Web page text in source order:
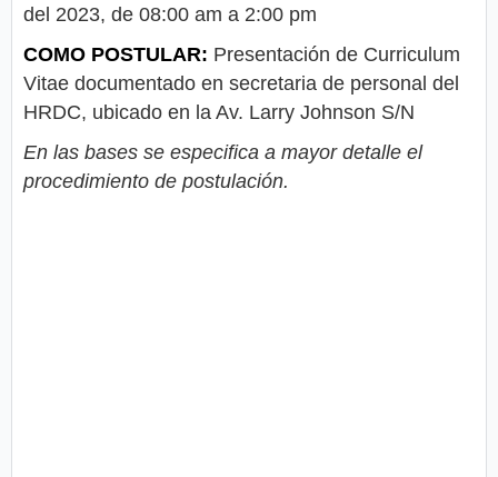
del 2023, de 08:00 am a 2:00 pm
COMO POSTULAR: Presentación de Curriculum
Vitae documentado en secretaria de personal del
HRDC, ubicado en la Av. Larry Johnson S/N
En las bases se especifica a mayor detalle el
procedimiento de postulación.